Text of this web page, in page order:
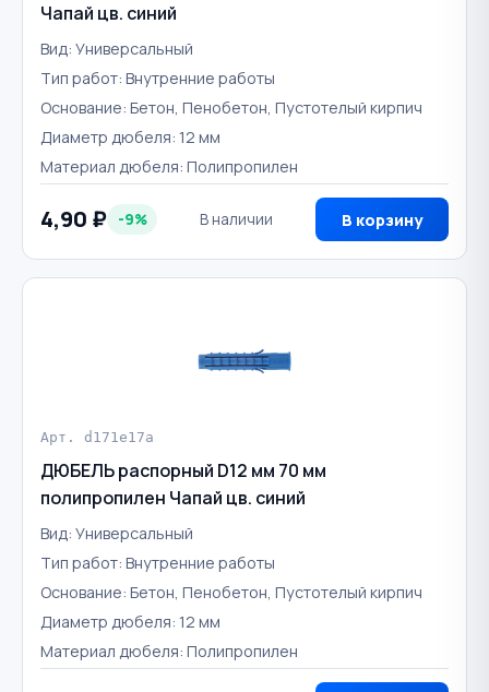
Чапай цв. синий
Вид: Универсальный
Тип работ: Внутренние работы
Основание: Бетон, Пенобетон, Пустотелый кирпич
Диаметр дюбеля: 12 мм
Материал дюбеля: Полипропилен
4,90 ₽ -9% В наличии В корзину
Арт. d171e17a
ДЮБЕЛЬ распорный D12 мм 70 мм
полипропилен Чапай цв. синий
Вид: Универсальный
Тип работ: Внутренние работы
Основание: Бетон, Пенобетон, Пустотелый кирпич
Диаметр дюбеля: 12 мм
Материал дюбеля: Полипропилен